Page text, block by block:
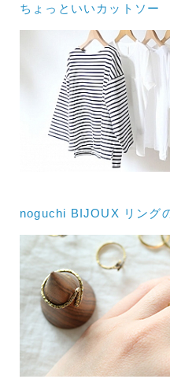
ちょっといいカットソー
noguchi BIJOUX リング